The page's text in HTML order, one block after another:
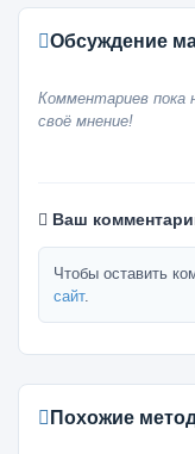
Обсуждение
Комментариев
своё мнение!
Ваш
Чтобы оставить
сайт.
Похожие